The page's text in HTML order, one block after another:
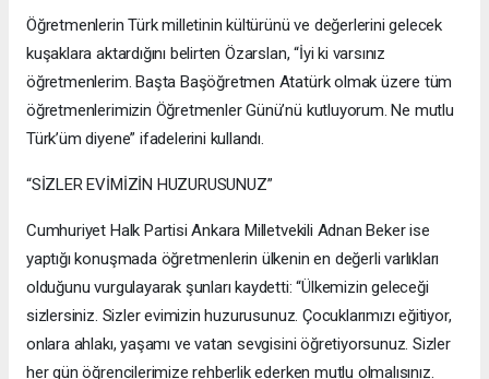
Öğretmenlerin Türk milletinin kültürünü ve değerlerini gelecek
kuşaklara aktardığını belirten Özarslan, “İyi ki varsınız
öğretmenlerim. Başta Başöğretmen Atatürk olmak üzere tüm
öğretmenlerimizin Öğretmenler Günü’nü kutluyorum. Ne mutlu
Türk’üm diyene” ifadelerini kullandı.
“SİZLER EVİMİZİN HUZURUSUNUZ”
Cumhuriyet Halk Partisi Ankara Milletvekili Adnan Beker ise
yaptığı konuşmada öğretmenlerin ülkenin en değerli varlıkları
olduğunu vurgulayarak şunları kaydetti: “Ülkemizin geleceği
sizlersiniz. Sizler evimizin huzurusunuz. Çocuklarımızı eğitiyor,
onlara ahlakı, yaşamı ve vatan sevgisini öğretiyorsunuz. Sizler
her gün öğrencilerimize rehberlik ederken mutlu olmalısınız.